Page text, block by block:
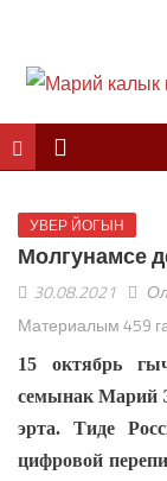
УВЕР ЙОГЫН
Молгунамсе
30.08.2021
Материалым 459
15 октябрь
семынак Марий
эрта. Тиде
цифровой